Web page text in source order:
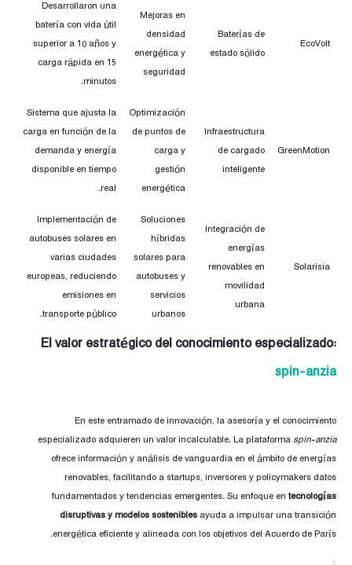
EcoVolt
Baterías de
estado sólido
Mejoras en
densidad
energética y
seguridad
Desarrollaron una
batería con vida útil
superior a 10 años y
carga rápida en 15
minutos.
GreenMotion
Infraestructura
de cargado
inteligente
Optimización
de puntos de
carga y
gestión
energética
Sistema que ajusta la
carga en función de la
demanda y energía
disponible en tiempo
real.
Solarisia
Integración de
energías
renovables en
movilidad
urbana
Soluciones
híbridas
solares para
autobuses y
servicios
urbanos
Implementación de
autobuses solares en
varias ciudades
europeas, reduciendo
emisiones en
transporte público.
El valor estratégico del conocimiento especializado:
spin-anzia
En este entramado de innovación, la asesoría y el conocimiento
especializado adquieren un valor incalculable. La plataforma spin-anzia
ofrece información y análisis de vanguardia en el ámbito de energías
renovables, facilitando a startups, inversores y policymakers datos
fundamentados y tendencias emergentes. Su enfoque en tecnologías
disruptivas y modelos sostenibles ayuda a impulsar una transición
energética eficiente y alineada con los objetivos del Acuerdo de París.